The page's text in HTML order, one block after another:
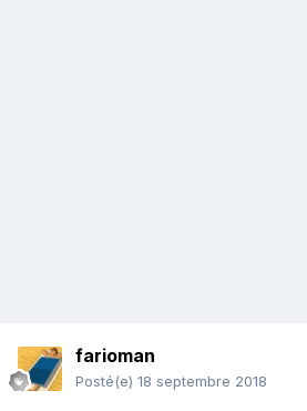
farioman
Posté(e) 18 septembre 2018